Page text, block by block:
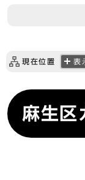
現在位置 表
麻生区